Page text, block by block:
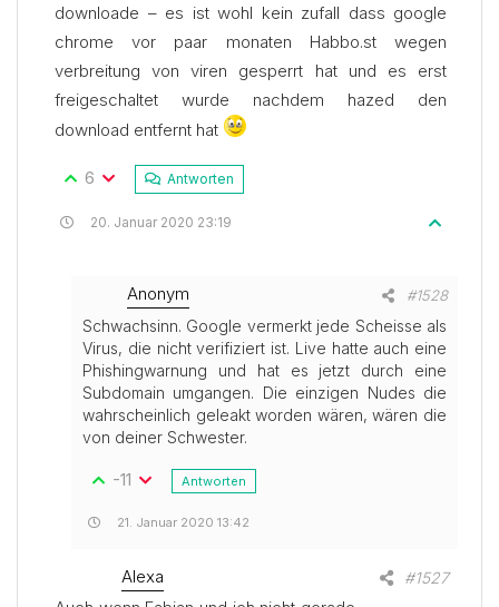
downloade – es ist wohl kein zufall dass google
chrome vor paar monaten Habbo.st wegen
verbreitung von viren gesperrt hat und es erst
freigeschaltet wurde nachdem hazed den
download entfernt hat
6 Antworten
20. Januar 2020 23:19
Anonym Teilen
#1528
Schwachsinn. Google vermerkt jede Scheisse als
Virus, die nicht verifiziert ist. Live hatte auch eine
Phishingwarnung und hat es jetzt durch eine
Subdomain umgangen. Die einzigen Nudes die
wahrscheinlich geleakt worden wären, wären die
von deiner Schwester.
-11 Antworten
21. Januar 2020 13:42
Alexa Teilen
#1527